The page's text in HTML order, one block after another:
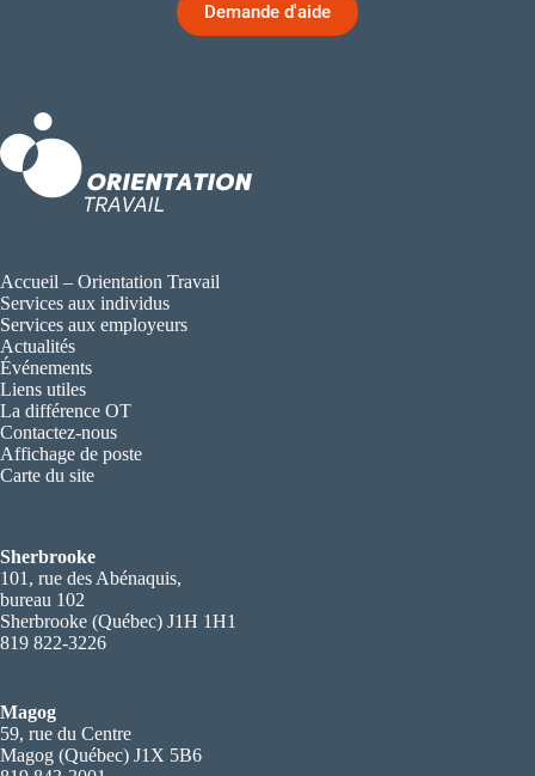
Demande d'aide
Accueil – Orientation Travail
Services aux individus
Services aux employeurs
Actualités
Événements
Liens utiles
La différence OT
Contactez-nous
Affichage de poste
Carte du site
Sherbrooke
101, rue des Abénaquis,
bureau 102
Sherbrooke (Québec) J1H 1H1
819 822-3226
Magog
59, rue du Centre
Magog (Québec) J1X 5B6